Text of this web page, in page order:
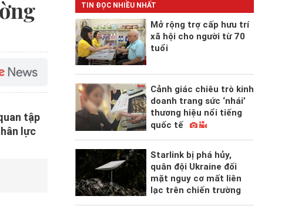
tập
lực
TIN ĐỌC NHIỀU NHẤT
Mở rộng trợ cấp hưu trí
xã hội cho người từ 70
tuổi
Cảnh giác chiêu trò kinh
doanh trang sức ‘nhái’
thương hiệu nổi tiếng
quốc tế
Starlink bị phá hủy,
quân đội Ukraine đối
mặt nguy cơ mất liên
lạc trên chiến trường